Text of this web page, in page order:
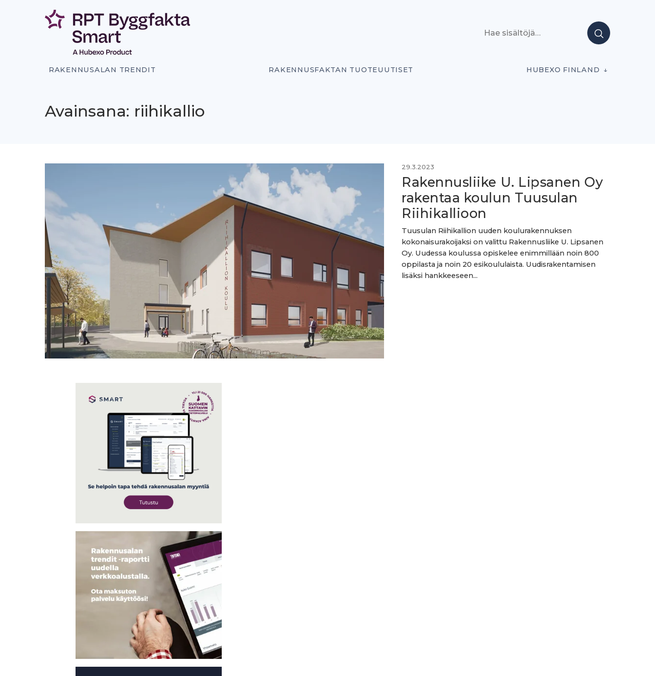
RAKENNUSALAN TRENDIT RAKENNUSFAKTAN TUOTEUUTISET HUBEXO FINLAND
Avainsana: riihikallio
29.3.2023
Rakennusliike U. Lipsanen Oy
rakentaa koulun Tuusulan
Riihikallioon
Tuusulan Riihikallion uuden koulurakennuksen
kokonaisurakoijaksi on valittu Rakennusliike U. Lipsanen
Oy. Uudessa koulussa opiskelee enimmillään noin 800
oppilasta ja noin 20 esikoululaista. Uudisrakentamisen
lisäksi hankkeeseen...